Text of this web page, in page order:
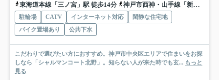
東海道本線「三ノ宮」駅 徒歩14分
神戸市西神・山手線「新神戸」駅 徒歩10分
駐輪場 CATV インターネット対応
閑静な住宅地
バイク置場あり
公共下水
こだわりで選びたい方におすすめ。神戸市中央区エリアで住まいをお探
しなら「シャルマンコート北野」。知らない人が来た時でも玄... もっと
見る